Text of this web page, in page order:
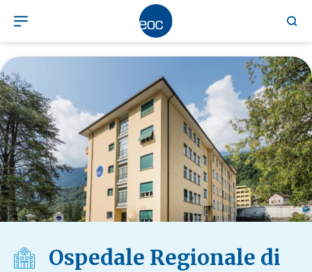
Ospedale Regionale di